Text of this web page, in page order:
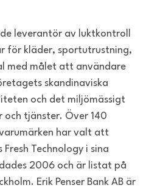
leverantör av luktkontroll
för kläder, sportutrustning,
med målet att användare
skandinaviska
och det miljömässigt
och tjänster. Över 140
har valt att
Technology i sina
2006 och är listat på
Erik Penser Bank AB är